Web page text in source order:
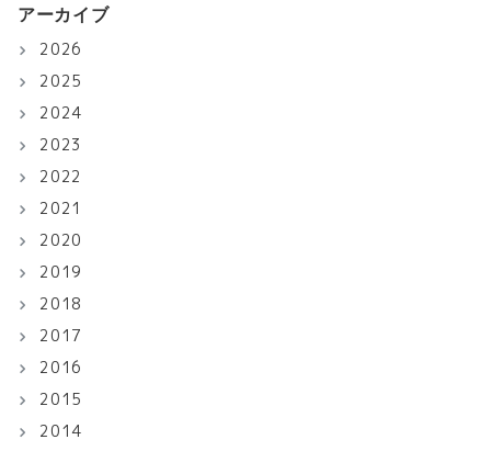
アーカイブ
2026
2025
2024
2023
2022
2021
2020
2019
2018
2017
2016
2015
2014